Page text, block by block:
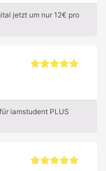
jetzt um nur 12€ pro
iamstudent PLUS